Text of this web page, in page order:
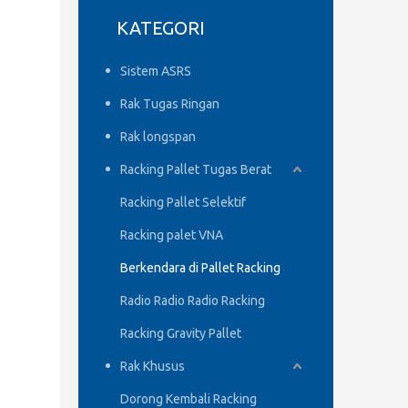
KATEGORI
Sistem ASRS
Rak Tugas Ringan
Rak longspan
Racking Pallet Tugas Berat
Racking Pallet Selektif
Racking palet VNA
Berkendara di Pallet Racking
Radio Radio Radio Racking
Racking Gravity Pallet
Rak Khusus
Dorong Kembali Racking